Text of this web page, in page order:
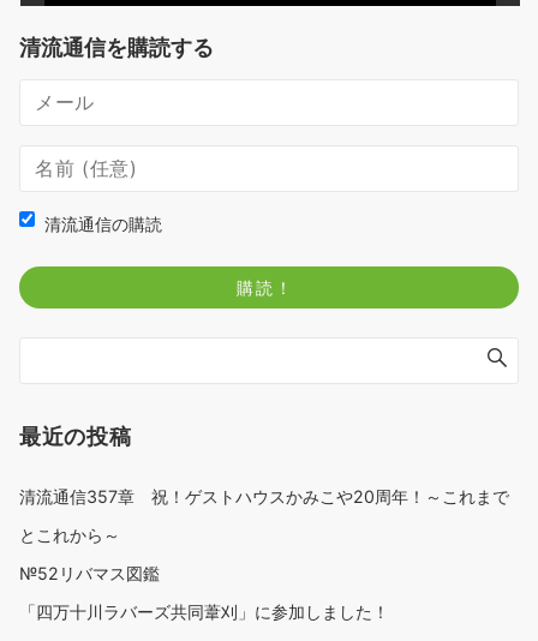
清流通信を購読する
清流通信の購読
最近の投稿
清流通信357章 祝！ゲストハウスかみこや20周年！～これまで
とこれから～
№52リバマス図鑑
「四万十川ラバーズ共同葦刈」に参加しました！